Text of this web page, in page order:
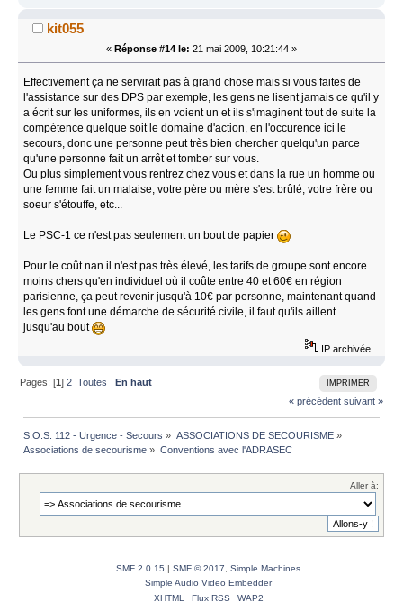
kit055
« Réponse #14 le: 21 mai 2009, 10:21:44 »
Effectivement ça ne servirait pas à grand chose mais si vous faites de
l'assistance sur des DPS par exemple, les gens ne lisent jamais ce qu'il y
a écrit sur les uniformes, ils en voient un et ils s'imaginent tout de suite la
compétence quelque soit le domaine d'action, en l'occurence ici le
secours, donc une personne peut très bien chercher quelqu'un parce
qu'une personne fait un arrêt et tomber sur vous.
Ou plus simplement vous rentrez chez vous et dans la rue un homme ou
une femme fait un malaise, votre père ou mère s'est brûlé, votre frère ou
soeur s'étouffe, etc...
Le PSC-1 ce n'est pas seulement un bout de papier
Pour le coût nan il n'est pas très élevé, les tarifs de groupe sont encore
moins chers qu'en individuel où il coûte entre 40 et 60€ en région
parisienne, ça peut revenir jusqu'à 10€ par personne, maintenant quand
les gens font une démarche de sécurité civile, il faut qu'ils aillent
jusqu'au bout
IP archivée
IMPRIMER
Pages: [1]2 Toutes
En haut
« précédent suivant »
S.O.S. 112 - Urgence - Secours » ASSOCIATIONS DE SECOURISME»
Associations de secourisme » Conventions avec l'ADRASEC
Aller à:
SMF 2.0.15 | SMF © 2017
Simple Machines
Simple Audio Video Embedder
XHTML
Flux RSS WAP2